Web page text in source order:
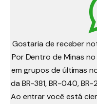
Gostaria de receber
Por Dentro de Minas
em grupos de últimas
da BR-381, BR-040,
Ao entrar você está